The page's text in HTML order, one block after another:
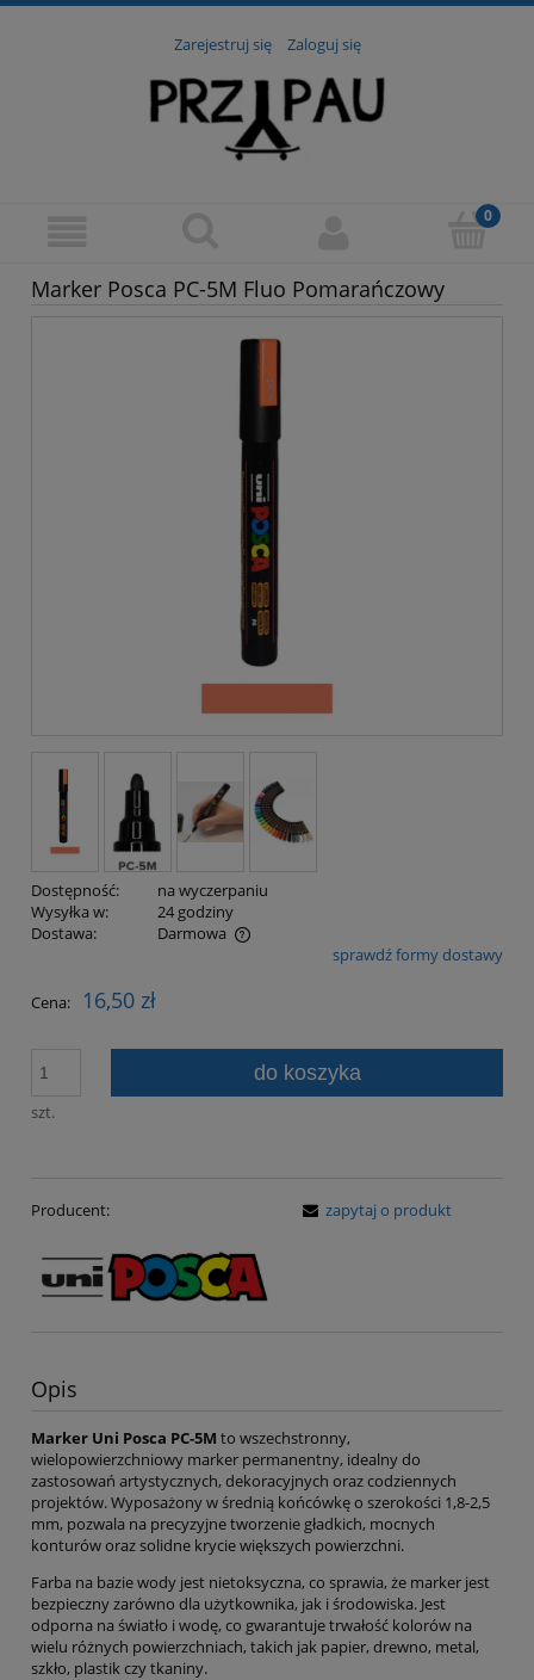
Zarejestruj się Zaloguj się
Marker Posca PC-5M Fluo Pomarańczowy
Dostępność:
na wyczerpaniu
Wysyłka w:
24 godziny
Dostawa:
Darmowa
Cena nie zawiera ewentualnych kosztów płatnościsprawdź formy dostawy
Cena: 16,50 zł
szt.
do koszyka
Producent: zapytaj o produkt
Opis
Marker Uni Posca PC-5M to wszechstronny,
wielopowierzchniowy marker permanentny, idealny do
zastosowań artystycznych, dekoracyjnych oraz codziennych
projektów. Wyposażony w średnią końcówkę o szerokości 1,8-2,5
mm, pozwala na precyzyjne tworzenie gładkich, mocnych
konturów oraz solidne krycie większych powierzchni.
Farba na bazie wody jest nietoksyczna, co sprawia, że marker jest
bezpieczny zarówno dla użytkownika, jak i środowiska. Jest
odporna na światło i wodę, co gwarantuje trwałość kolorów na
wielu różnych powierzchniach, takich jak papier, drewno, metal,
szkło, plastik czy tkaniny.